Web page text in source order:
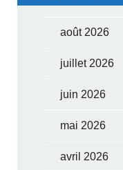
août 2026
juillet 2026
juin 2026
mai 2026
avril 2026